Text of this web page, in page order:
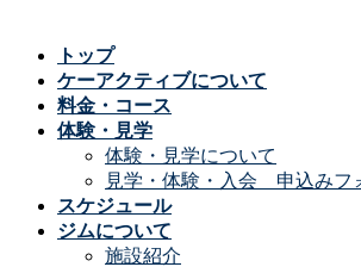
トップ
ケーアクティブについて
料金・コース
体験・見学
体験・見学について
見学・体験・入会 申込みフ
スケジュール
ジムについて
施設紹介